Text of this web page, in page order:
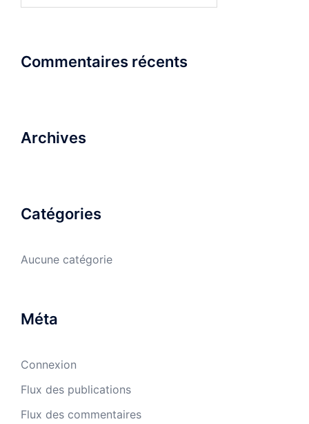
Commentaires récents
Archives
Catégories
Aucune catégorie
Méta
Connexion
Flux des publications
Flux des commentaires